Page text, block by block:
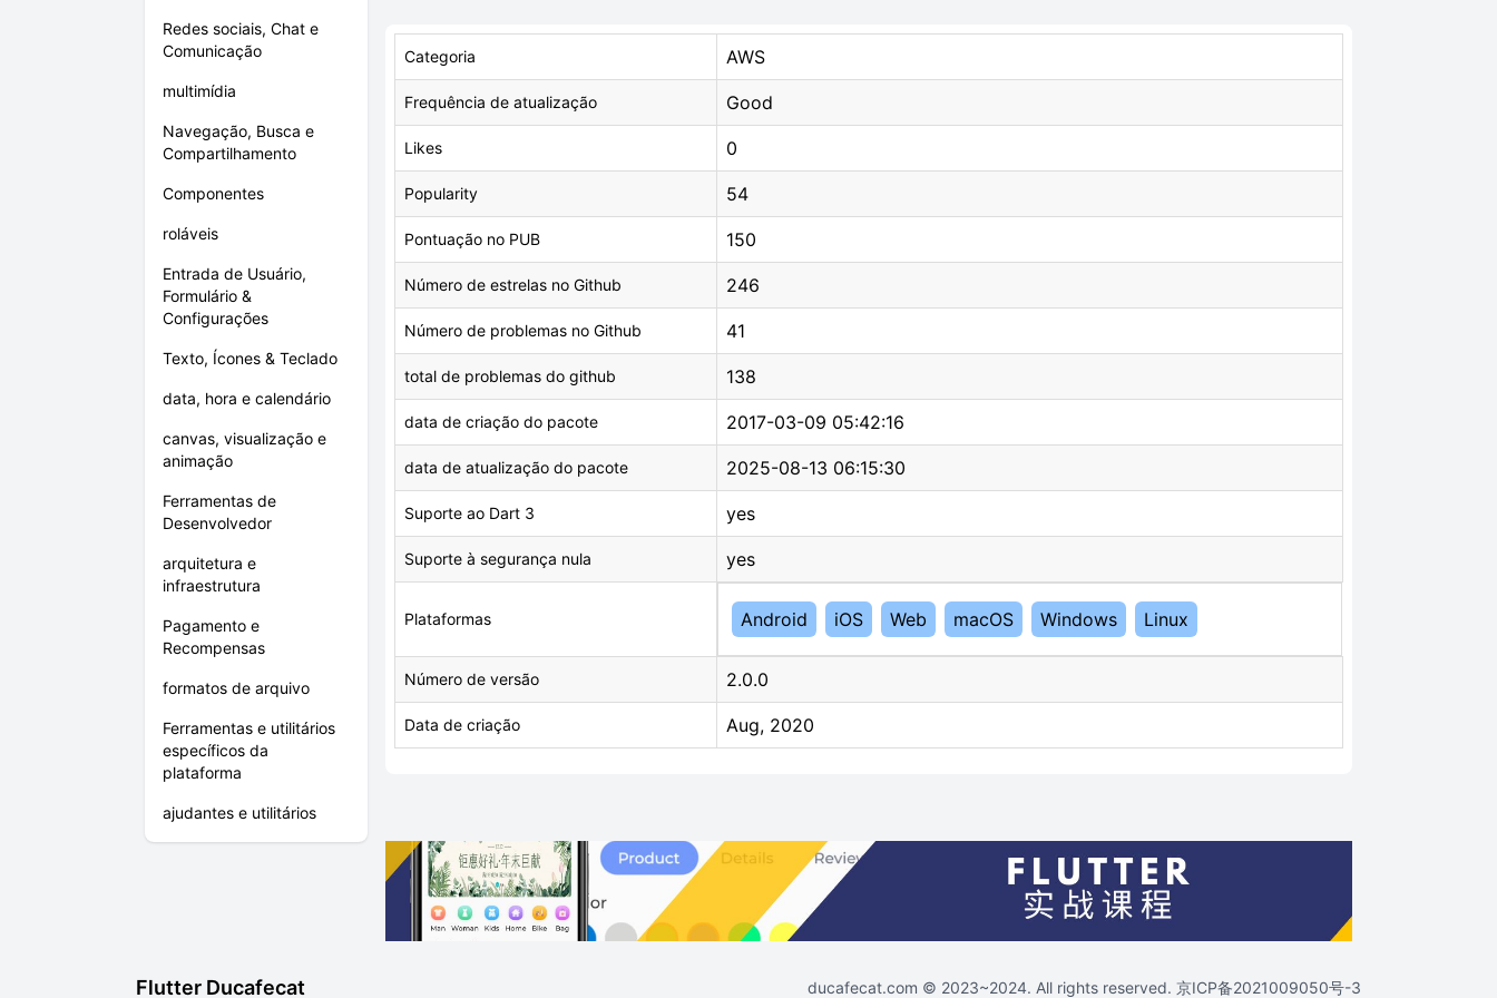
Redes sociais, Chat e
Comunicação
multimídia
Navegação, Busca e
Compartilhamento
Componentes
roláveis
Entrada de Usuário,
Formulário &
Configurações
Texto, Ícones & Teclado
data, hora e calendário
canvas, visualização e
animação
Ferramentas de
Desenvolvedor
arquitetura e
infraestrutura
Pagamento e
Recompensas
formatos de arquivo
Ferramentas e utilitários
específicos da
plataforma
ajudantes e utilitários
Categoria AWS
Frequência de atualização Good
Likes 0
Popularity 54
Pontuação no PUB 150
Número de estrelas no Github 246
Número de problemas no Github 41
total de problemas do github 138
data de criação do pacote 2017-03-09 05:42:16
data de atualização do pacote 2025-08-13 06:15:30
Suporte ao Dart 3 yes
Suporte à segurança nula yes
Plataformas Android iOS Web macOS Windows Linux
Número de versão 2.0.0
Data de criação Aug, 2020
Flutter Ducafecat ducafecat.com © 2023~2024. All rights reserved. 京ICP备2021009050号-3